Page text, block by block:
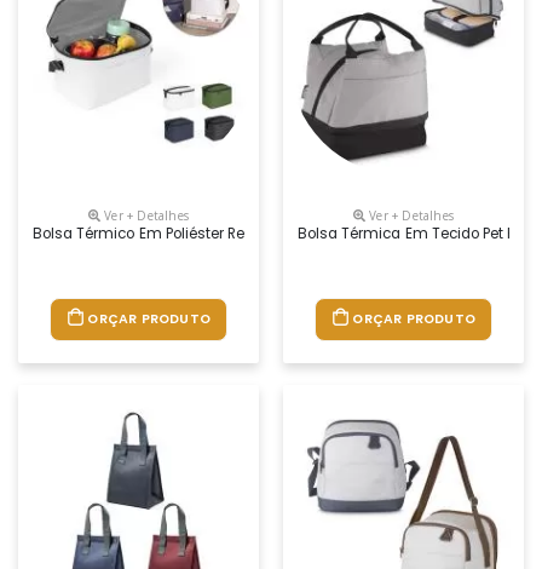
Ver + Detalhes
Bolsa Térmico Em Poliéster Reciclado 600d, Com Alça Em Webbing
ORÇAR PRODUTO
Ver + Detalhes
Bolsa Térmica Em Tecido Pet
ORÇAR PRODUTO